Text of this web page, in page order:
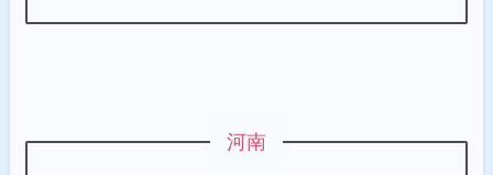
河南